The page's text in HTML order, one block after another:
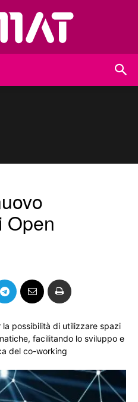
Open
possibilità di utilizzare spazi
facilitando lo sviluppo e
del co-working